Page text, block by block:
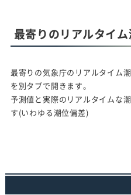
最寄りのリアルタイ
最寄りの気象庁のリアルタイム
を別タブで開きます。
予測値と実際のリアルタイムな
す(いわゆる潮位偏差)